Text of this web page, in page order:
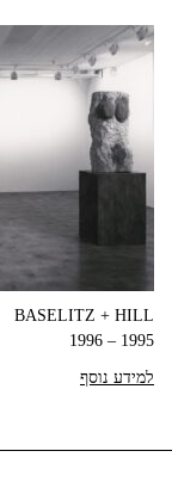
BASELITZ + HILL
1995 – 1996
למידע נוסף